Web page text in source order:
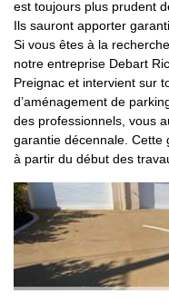
est toujours plus prudent
Ils sauront apporter
Si vous êtes à la
notre entreprise Debart
Preignac et intervient sur
d’aménagement de
des professionnels, vous
garantie décennale. Cette
à partir du début des